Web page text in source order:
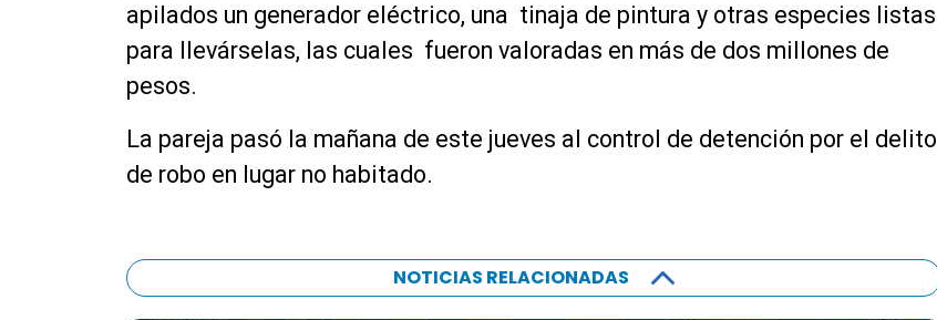
apilados un generador eléctrico, una tinaja de pintura y otras especies listas
para llevárselas, las cuales fueron valoradas en más de dos millones de
pesos.
La pareja pasó la mañana de este jueves al control de detención por el delito
de robo en lugar no habitado.
NOTICIAS RELACIONADAS